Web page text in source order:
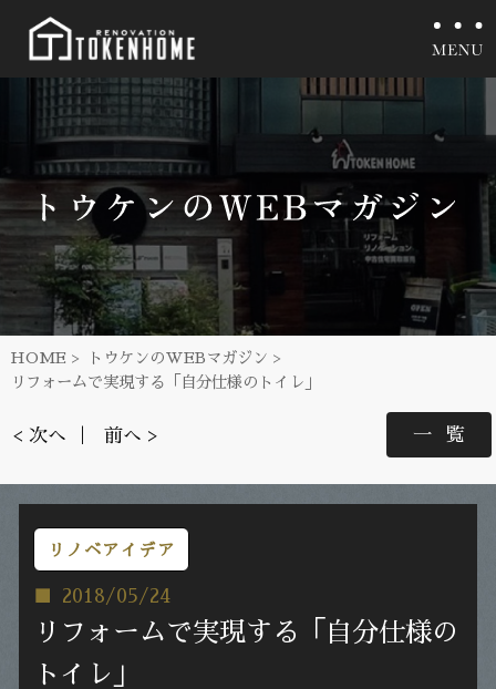
HOME
トウケンのWEBマガジン
リフォームで実現する「自分仕様のトイレ」
一覧
< 次へ 前へ >
リノベアイデア
2018/05/24
リフォームで実現する「自分仕様の
トイレ」